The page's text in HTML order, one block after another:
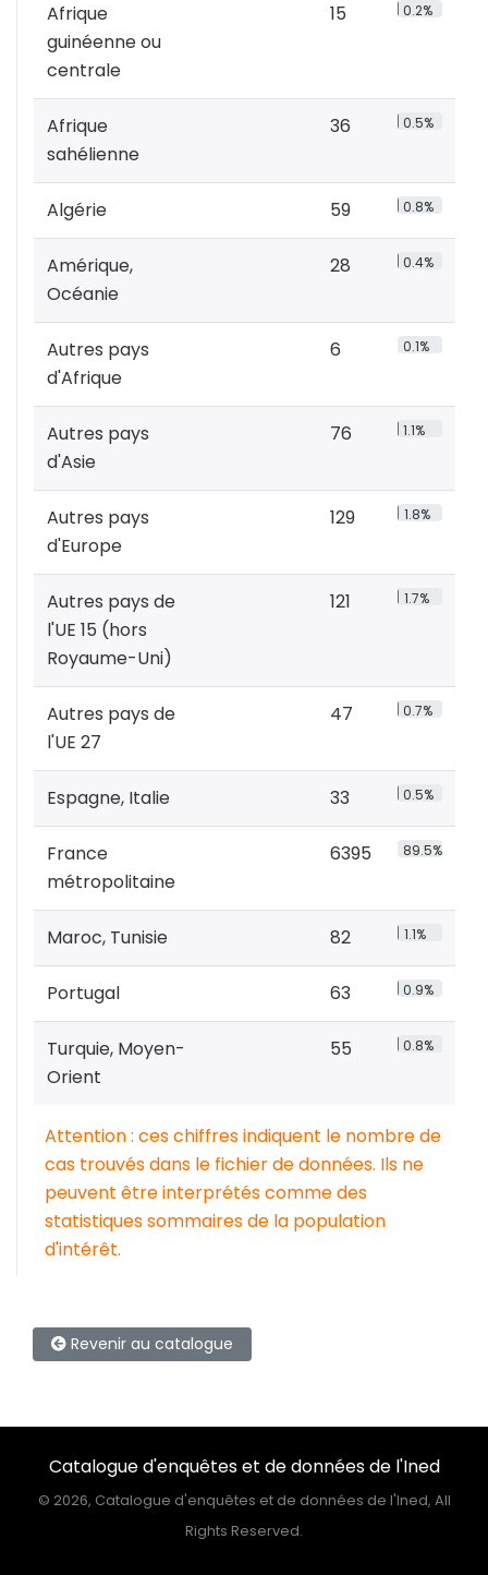
Afrique
guinéenne ou
centrale
15 0.2%
Afrique
sahélienne
36 0.5%
Algérie 59 0.8%
Amérique,
Océanie
28 0.4%
Autres pays
d'Afrique
6 0.1%
Autres pays
d'Asie
76 1.1%
Autres pays
d'Europe
129 1.8%
Autres pays de
l'UE 15 (hors
Royaume-Uni)
121 1.7%
Autres pays de
l'UE 27
47 0.7%
Espagne, Italie 33 0.5%
France
métropolitaine
6395 89.5%
Maroc, Tunisie 82 1.1%
Portugal 63 0.9%
Turquie, Moyen-
Orient
55 0.8%
Attention : ces chiffres indiquent le nombre de
cas trouvés dans le fichier de données. Ils ne
peuvent être interprétés comme des
statistiques sommaires de la population
d'intérêt.
Revenir au catalogue
Catalogue d'enquêtes et de données de l'Ined
© 2026, Catalogue d'enquêtes et de données de l'Ined, All
Rights Reserved.